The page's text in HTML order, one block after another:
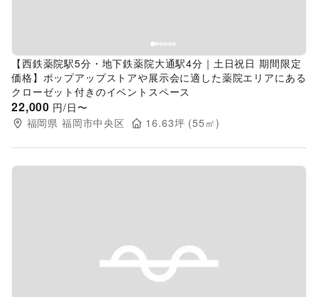
【西鉄薬院駅5分・地下鉄薬院大通駅4分｜土日祝日 期間限定
価格】ポップアップストアや展示会に適した薬院エリアにある
クローゼット付きのイベントスペース
22,000 円/日〜
福岡県 福岡市中央区 16.63坪 (55 ㎡)
Previous slide